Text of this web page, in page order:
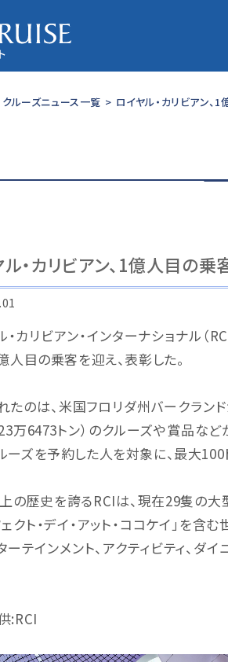
クルーズニュース一覧 > ロイヤル・カリビアン、
・カリビアン、1億人目の乗
・カリビアン・インターナショナル（
人目の乗客を迎え、表彰した。
たのは、米国フロリダ州バークランド
23万6473トン）のクルーズや賞品な
ーズを予約した人を対象に、最大100
の歴史を誇るRCIは、現在29隻の大
ェクト・デイ・アット・ココケイ」を
ーテインメント、アクティビティ、
:RCI